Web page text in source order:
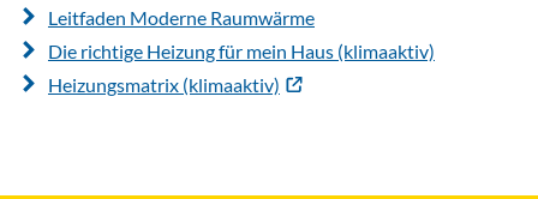
Leitfaden Moderne Raumwärme
Die richtige Heizung für mein Haus (klimaaktiv)
Heizungsmatrix (klimaaktiv)